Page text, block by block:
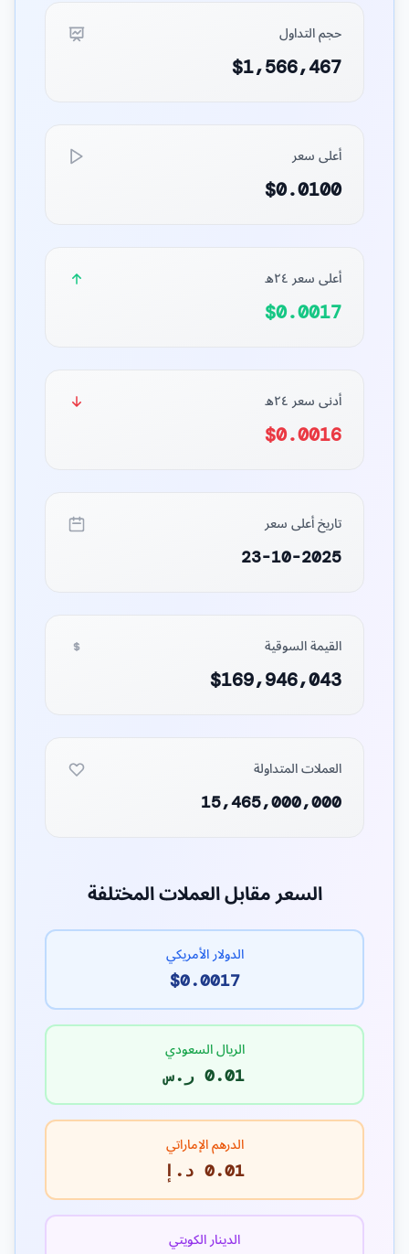
حجم التداول
$1,566,467
أعلى سعر
$0.0100
أعلى سعر ٢٤ه
$0.0017
أدنى سعر ٢٤ه
$0.0016
تاريخ أعلى سعر
23-10-2025
القيمة السوقية
$169,946,043
العملات المتداولة
15,465,000,000
السعر مقابل العملات المختلفة
الدولار الأمريكي
$0.0017
الريال السعودي
0.01 ر.س
الدرهم الإماراتي
0.01 د.إ
الدينار الكويتي